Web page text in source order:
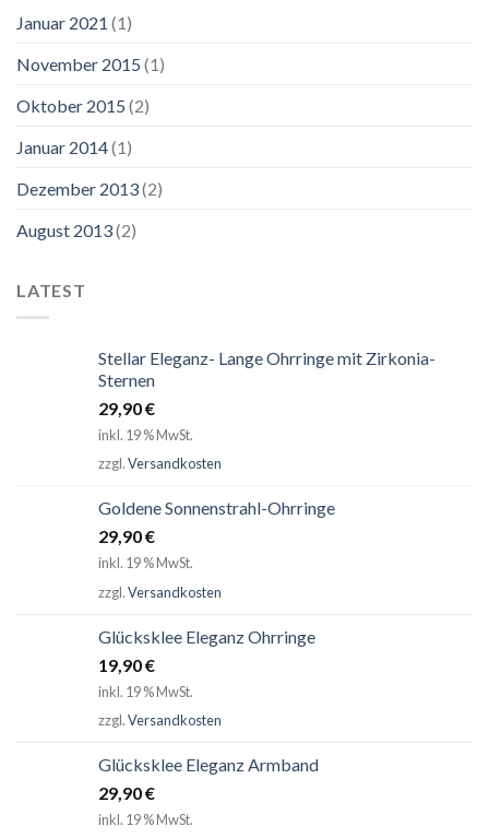
Januar 2021 (1)
November 2015 (1)
Oktober 2015 (2)
Januar 2014(1)
Dezember 2013(2)
August 2013(2)
LATEST
Stellar Eleganz- Lange Ohrringe mit Zirkonia-
Sternen
29,90€
inkl. 19 % MwSt.
zzgl.Versandkosten
Goldene Sonnenstrahl-Ohrringe
29,90€
inkl. 19 % MwSt.
zzgl.Versandkosten
Glücksklee Eleganz Ohrringe
19,90€
inkl. 19 % MwSt.
zzgl.Versandkosten
Glücksklee Eleganz Armband
29,90€
inkl. 19 % MwSt.